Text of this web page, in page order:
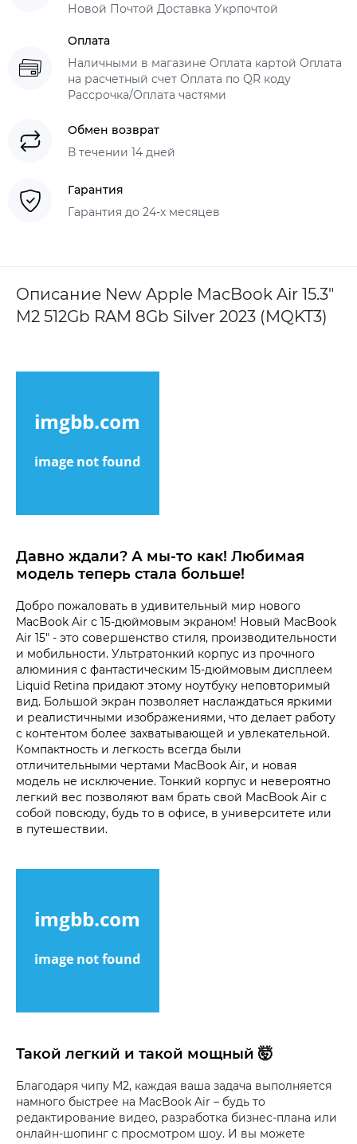
Новой Почтой Доставка Укрпочтой
Оплата
Наличными в магазине Оплата картой Оплата
на расчетный счет Оплата по QR коду
Рассрочка/Оплата частями
Обмен возврат
В течении 14 дней
Гарантия
Гарантия до 24-х месяцев
Описание New Apple MacBook Air 15.3"
M2 512Gb RAM 8Gb Silver 2023 (MQKT3)
Давно ждали? А мы-то как! Любимая
модель теперь стала больше!
Добро пожаловать в удивительный мир нового
MacBook Air с 15-дюймовым экраном! Новый MacBook
Air 15" - это совершенство стиля, производительности
и мобильности. Ультратонкий корпус из прочного
алюминия с фантастическим 15-дюймовым дисплеем
Liquid Retina придают этому ноутбуку неповторимый
вид. Большой экран позволяет наслаждаться яркими
и реалистичными изображениями, что делает работу
с контентом более захватывающей и увлекательной.
Компактность и легкость всегда были
отличительными чертами MacBook Air, и новая
модель не исключение. Тонкий корпус и невероятно
легкий вес позволяют вам брать свой MacBook Air с
собой повсюду, будь то в офисе, в университете или
в путешествии.
Такой легкий и такой мощный 🤯
Благодаря чипу M2, каждая ваша задача выполняется
намного быстрее на MacBook Air – будь то
редактирование видео, разработка бизнес-плана или
онлайн-шопинг с просмотром шоу. И вы можете